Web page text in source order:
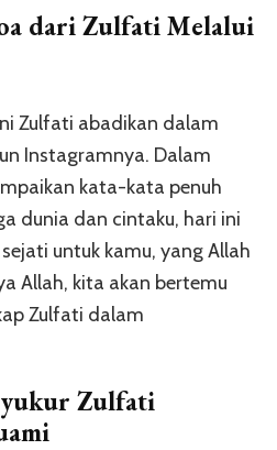
dari Zulfati Melalui
Zulfati abadikan dalam
Instagramnya. Dalam
kata-kata penuh
dunia dan cintaku, hari ini
untuk kamu, yang Allah
Allah, kita akan bertemu
Zulfati dalam
Zulfati